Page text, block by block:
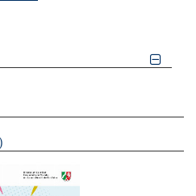
ODER ZULETZT ANGESEHENE
BROSCHÜREN